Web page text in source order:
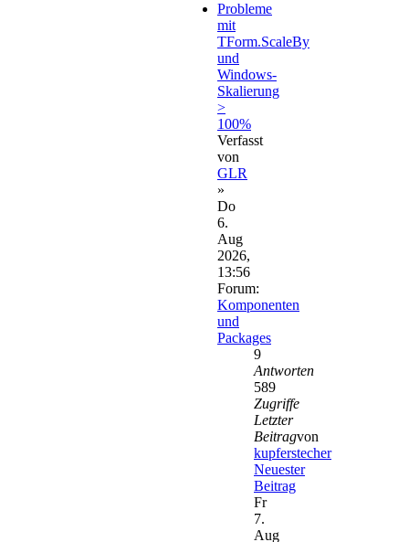
Probleme
mit
TForm.ScaleBy
und
Windows-
Skalierung
>
100%
Verfasst
von
GLR
»
Do
6.
Aug
2026,
13:56
Forum:
Komponenten
und
Packages
9
Antworten
589
Zugriffe
Letzter
Beitragvon
kupferstecher
Neuester
Beitrag
Fr
7.
Aug